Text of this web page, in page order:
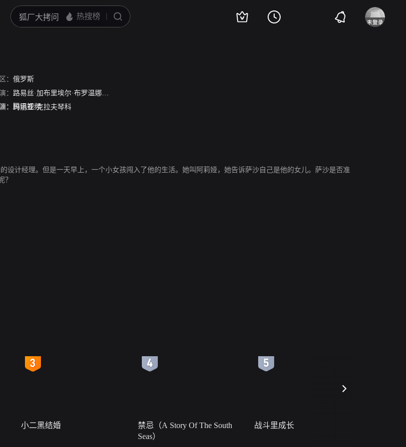
： 俄罗斯
： 路易丝·加布里埃尔·布罗温娜
尤里·科洛科利尼科夫
： 玛丽亚·克拉夫琴科
： 腾讯视频
设计经理。但是一天早上，一个小女孩闯入了他的生活。她叫阿莉娅，她告诉萨沙自己是他的女儿。萨沙是否准
？
小二黑结婚
禁忌（A Story Of The South
Seas）
战斗里成长